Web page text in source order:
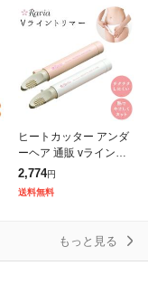
ヒートカッター アンダ
ーヘア 通販 vライント
リマー ravia vio 女性用
ビキニライン ムダ毛処
2,774円
送料無料
もっと見る